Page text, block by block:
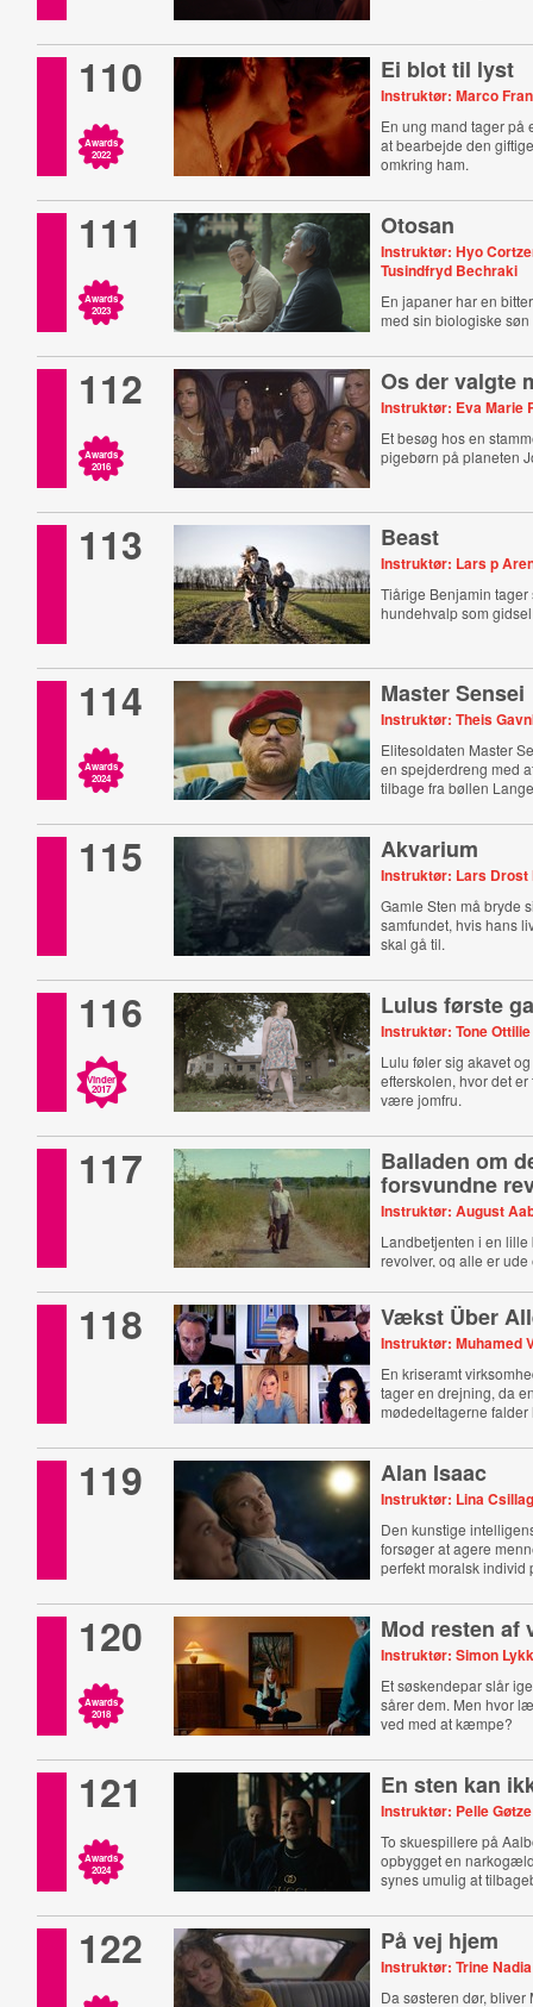
110
Awards
2022
Ei blot til lyst
Instruktør: Marco
En ung mand tager på
at bearbejde den
omkring ham.
111
Awards
2023
Otosan
Instruktør: Hyo
Tusindfryd Bechraki
En japaner har en
med sin biologiske
112
Awards
2016
Os der valgte
Instruktør: Eva Marie
Et besøg hos en
pigebørn på planeten
113 Beast
Instruktør: Lars p
Tiårige Benjamin
hundehvalp som
114
Awards
2024
Master Sensei
Instruktør: Theis
Elitesoldaten Master
en spejderdreng med
tilbage fra bøllen
115 Akvarium
Instruktør: Lars Drost
Gamle Sten må bryde
samfundet, hvis hans
skal gå til.
116
Vinder
2017
Lulus første
Instruktør: Tone Ottilie
Lulu føler sig akavet
efterskolen, hvor det
være jomfru.
117 Balladen om
forsvundne
Instruktør: August
Landbetjenten i en lille
revolver, og alle er ude
118 Vækst Über
Instruktør: Muhamed
En kriseramt
tager en drejning, da
mødedeltagerne falder
119 Alan Isaac
Instruktør: Lina
Den kunstige
forsøger at agere
perfekt moralsk individ
120
Awards
2018
Mod resten af
Instruktør: Simon
Et søskendepar slår
sårer dem. Men hvor
ved med at kæmpe?
121
Awards
2024
En sten kan
Instruktør: Pelle
To skuespillere på
opbygget en
synes umulig at
122 På vej hjem
Instruktør: Trine Nadia
Da søsteren dør,